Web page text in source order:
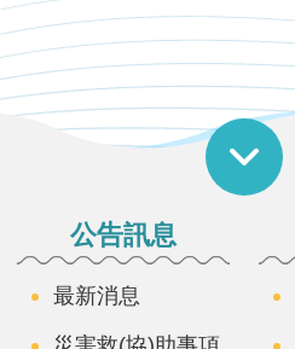
公告訊息
最新消息